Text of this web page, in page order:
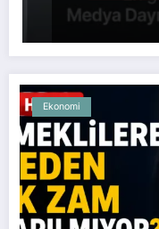
Ekonomi